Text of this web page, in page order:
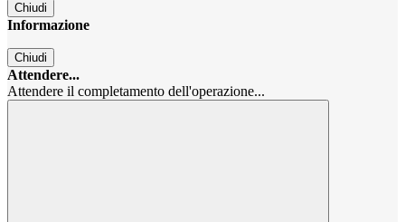
Chiudi
Informazione
Chiudi
Attendere...
Attendere il completamento dell'operazione...